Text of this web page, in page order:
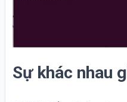
Sự khác nhau